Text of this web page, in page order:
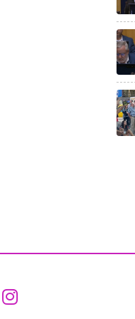
Aceder ao
Aceder ao